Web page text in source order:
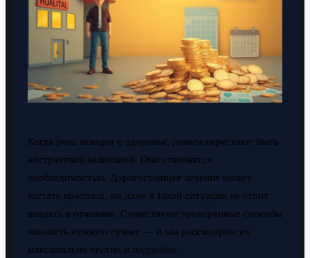
Когда речь заходит о здоровье, деньги перестают быть
абстрактной величиной. Они становятся
необходимостью. Дорогостоящее лечение может
застать врасплох, но даже в такой ситуации не стоит
впадать в отчаяние. Существуют проверенные способы
накопить нужную сумму — и мы рассмотрим их
максимально честно и подробно.